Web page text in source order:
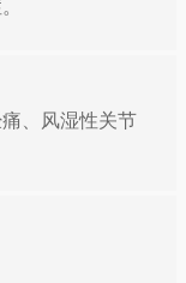
、风湿性关节